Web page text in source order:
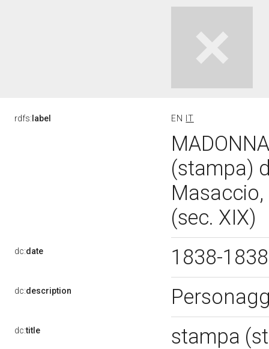
rdfs: label EN IT
(stampa)
Masaccio,
(sec. XIX)
dc:date 1838-
dc:description
dc:title stampa